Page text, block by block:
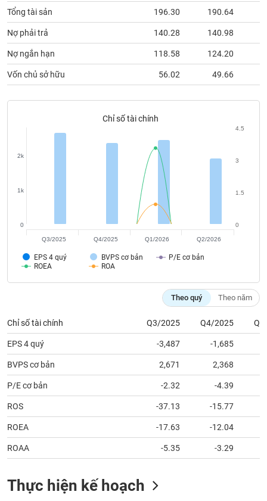
Tổng tài sản 196.30 190.64
Nợ phải trả 140.28 140.98
Nợ ngắn hạn 118.58 124.20
Vốn chủ sở hữu 56.02 49.66
Chỉ số tài chính
EPS 4 quý BVPS cơ bản
P/E cơ bản
ROEA
ROA
0
1k
2k
0
3
1.5
4.5
Q3/2025 Q4/2025 Q1/2026 Q2/2026
Theo quý Theo năm
Chỉ số tài chính Q3/2025 Q4/2025
EPS 4 quý -3,487 -1,685
BVPS cơ bản 2,671 2,368
P/E cơ bản -2.32 -4.39
ROS -37.13 -15.77
ROEA -17.63 -12.04
ROAA -5.35 -3.29
Thực hiện kế hoạch
Truyền
thông
tài
chính
liệu